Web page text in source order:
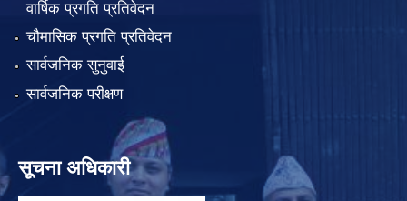
वार्षिक प्रगति प्रतिवेदन
चौमासिक प्रगति प्रतिवेदन
सार्वजनिक सुनुवाई
सार्वजनिक परीक्षण
सूचना अधिकारी